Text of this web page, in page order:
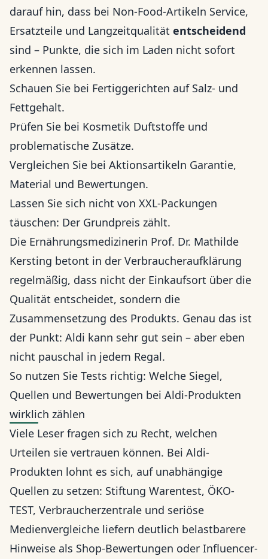
darauf hin, dass bei Non-Food-Artikeln Service,
Ersatzteile und Langzeitqualität entscheidend
sind – Punkte, die sich im Laden nicht sofort
erkennen lassen.
Schauen Sie bei Fertiggerichten auf Salz- und
Fettgehalt.
Prüfen Sie bei Kosmetik Duftstoffe und
problematische Zusätze.
Vergleichen Sie bei Aktionsartikeln Garantie,
Material und Bewertungen.
Lassen Sie sich nicht von XXL-Packungen
täuschen: Der Grundpreis zählt.
Die Ernährungsmedizinerin Prof. Dr. Mathilde
Kersting betont in der Verbraucheraufklärung
regelmäßig, dass nicht der Einkaufsort über die
Qualität entscheidet, sondern die
Zusammensetzung des Produkts. Genau das ist
der Punkt: Aldi kann sehr gut sein – aber eben
nicht pauschal in jedem Regal.
So nutzen Sie Tests richtig: Welche Siegel,
Quellen und Bewertungen bei Aldi-Produkten
wirklich zählen
Viele Leser fragen sich zu Recht, welchen
Urteilen sie vertrauen können. Bei Aldi-
Produkten lohnt es sich, auf unabhängige
Quellen zu setzen: Stiftung Warentest, ÖKO-
TEST, Verbraucherzentrale und seriöse
Medienvergleiche liefern deutlich belastbarere
Hinweise als Shop-Bewertungen oder Influencer-